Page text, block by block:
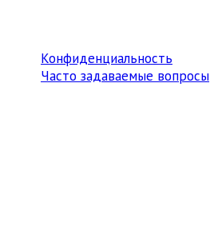
Конфиденциальность
Часто задаваемые вопросы